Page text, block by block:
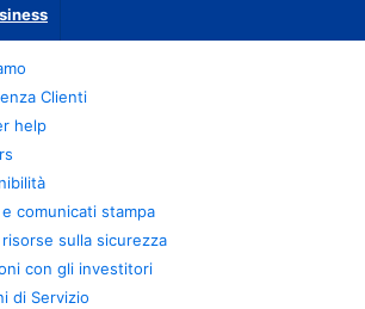
Clienti
help
comunicati stampa
sulla sicurezza
con gli investitori
di Servizio